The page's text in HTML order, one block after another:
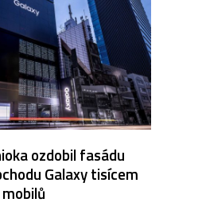
ozdobil fasádu
Galaxy tisícem
mobilů